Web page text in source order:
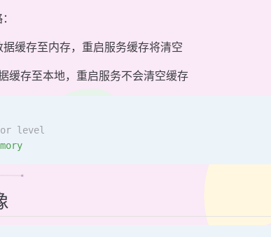
据缓存至内存，重启服务缓存将清空
缓存至本地，重启服务不会清空缓存
or level